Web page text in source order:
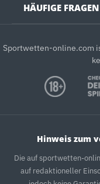
HÄUFIGE
Sportwetten-online.com
Hinweis zum
Die auf sportwetten-
auf redaktioneller